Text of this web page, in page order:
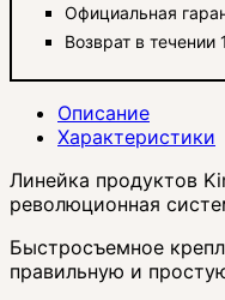
Официальная
Возврат в течении
Описание
Характеристики
Линейка продуктов
революционная
Быстросъемное
правильную и